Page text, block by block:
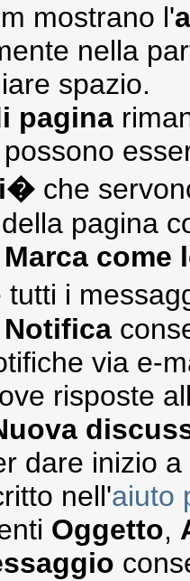
mostrano l'
nella
spazio.
pagina
che
pagina
Marca come
tutti i
Notifica
via e-
risposte
dare inizio
nell'aiuto
Oggetto,